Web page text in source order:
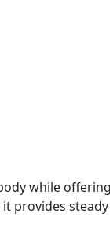
while
it provides